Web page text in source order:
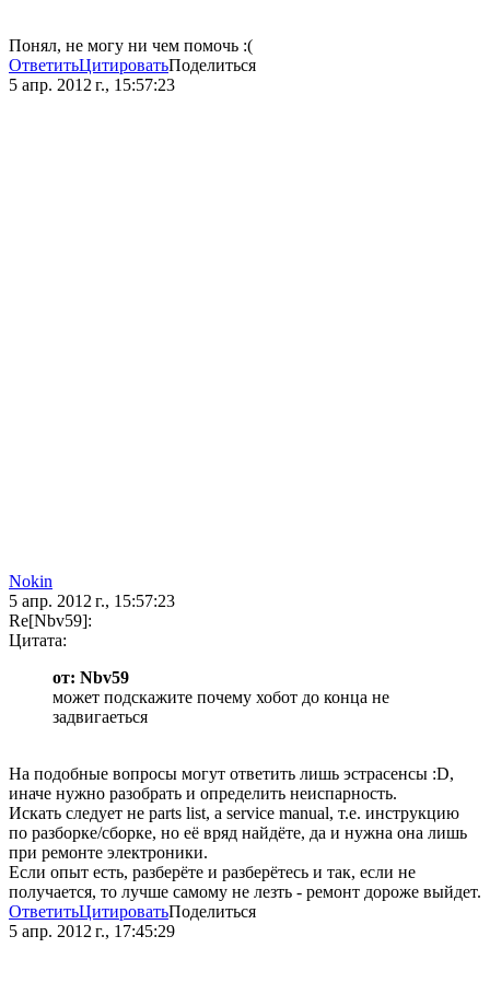
Понял, не могу ни чем помочь :(
ОтветитьЦитироватьПоделиться
5 апр. 2012 г., 15:57:23
Nokin
5 апр. 2012 г., 15:57:23
Re[Nbv59]:
Цитата:
от: Nbv59
может подскажите почему хобот до конца не
задвигаеться
На подобные вопросы могут ответить лишь эстрасенсы :D,
иначе нужно разобрать и определить неиспарность.
Искать следует не parts list, a service manual, т.е. инструкцию
по разборке/сборке, но её вряд найдёте, да и нужна она лишь
при ремонте электроники.
Если опыт есть, разберёте и разберётесь и так, если не
получается, то лучше самому не лезть - ремонт дороже выйдет.
ОтветитьЦитироватьПоделиться
5 апр. 2012 г., 17:45:29